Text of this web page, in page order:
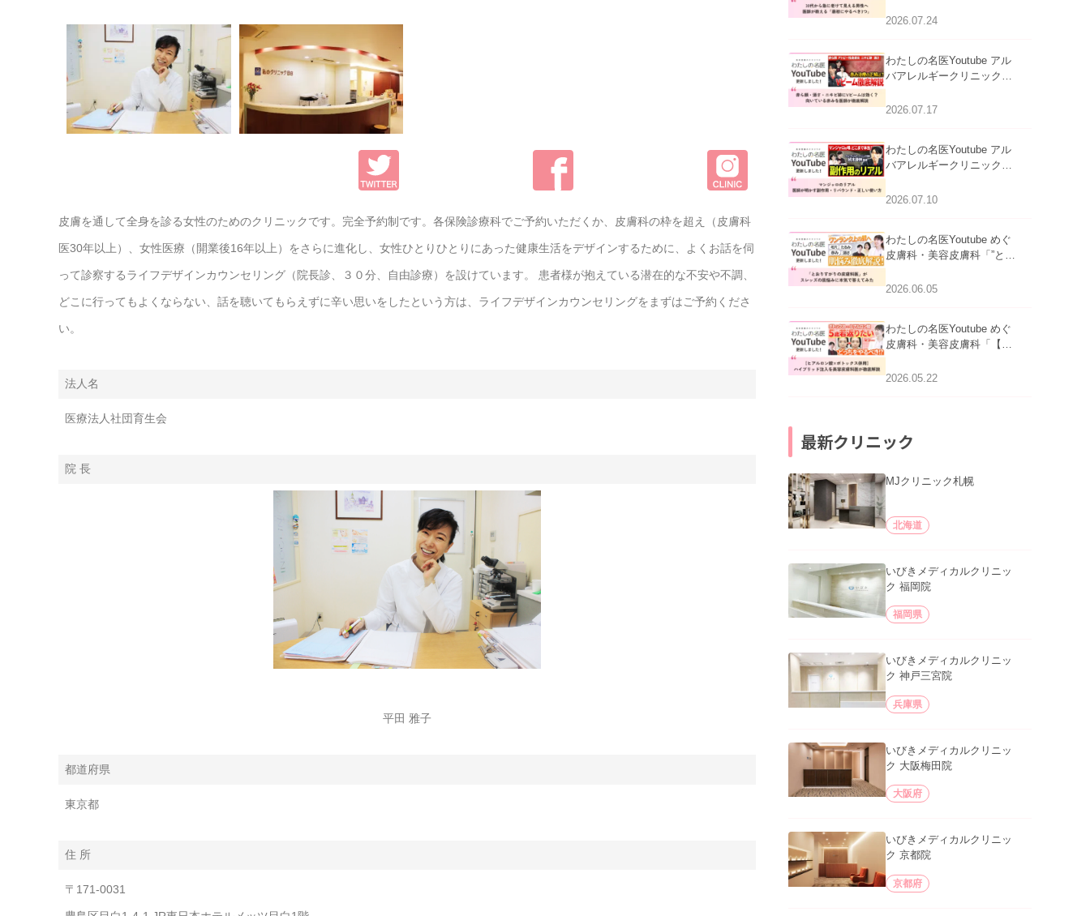
CLINIC
皮膚を通して全身を診る女性のためのクリニックです。完全予約制です。各保険診療科でご予約いただくか、皮膚科の枠を超え（皮膚科
医30年以上）、女性医療（開業後16年以上）をさらに進化し、女性ひとりひとりにあった健康生活をデザインするために、よくお話を伺
って診察するライフデザインカウンセリング（院長診、３０分、自由診療）を設けています。 患者様が抱えている潜在的な不安や不調、
どこに行ってもよくならない、話を聴いてもらえずに辛い思いをしたという方は、ライフデザインカウンセリングをまずはご予約くださ
い。
法人名
医療法人社団育生会
院 長
平田 雅子
都道府県
東京都
住 所
〒171-0031
える男性へ｜医師が教える
2026.07.24
わたしの名医Youtube アル
バアレルギークリニック札
跡にVビームは効く？向い
2026.07.17
わたしの名医Youtube アル
バアレルギークリニック札
医師が明かす副作用・リバ
2026.07.10
わたしの名医Youtube めぐ
皮膚科・美容皮膚科「”とお
ッズの肌悩みに本気で答え
2026.06.05
わたしの名医Youtube めぐ
皮膚科・美容皮膚科「【ヒ
用】ハイブリッド注入を美
2026.05.22
最新クリニック
MJクリニック札幌
北海道
いびきメディカルクリニッ
ク 福岡院
福岡県
いびきメディカルクリニッ
ク 神戸三宮院
兵庫県
いびきメディカルクリニッ
ク 大阪梅田院
大阪府
いびきメディカルクリニッ
ク 京都院
京都府